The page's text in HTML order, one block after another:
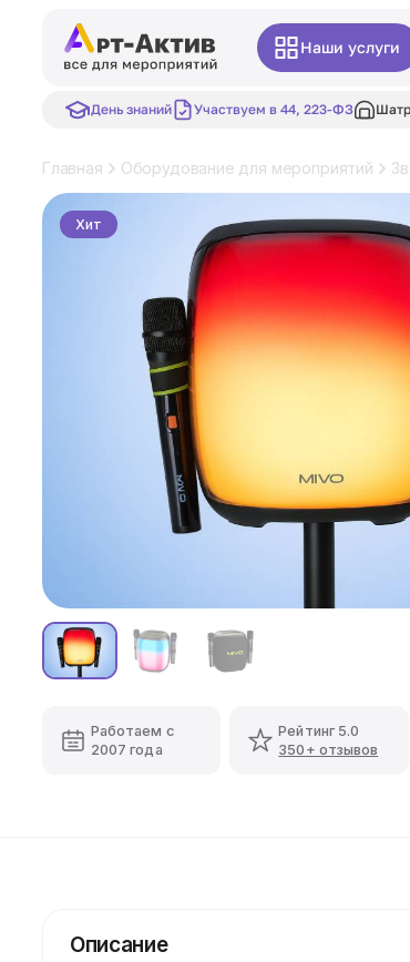
Наши услуги
День знаний Участвуем в 44, 223-ФЗ
Главная Оборудование для мероприятий
Хит
Работаем с
2007 года
Рейтинг 5.0
350+ отзывов
Описание